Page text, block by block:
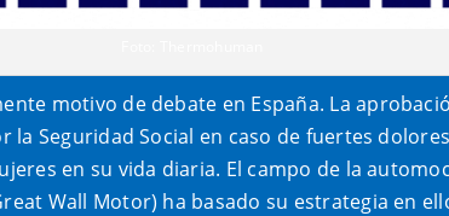
motivo de debate en España. La
la Seguridad Social en caso de fuertes
en su vida diaria. El campo de la
Wall Motor) ha basado su estrategia en